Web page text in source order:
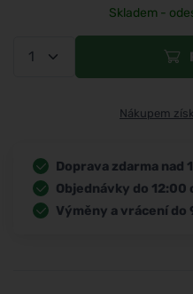
Skladem -
Nákupem
Doprava zdarma nad
Objednávky do 12:00
Výměny a vrácení do